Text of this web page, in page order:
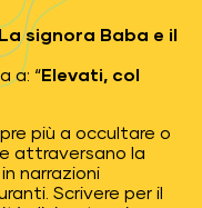
signora Baba e il
a: “Elevati, col
più a occultare o
attraversano la
narrazioni
Scrivere per il